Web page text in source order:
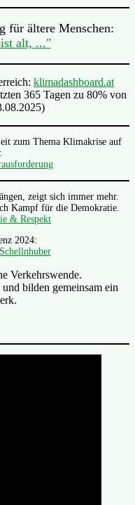
für ältere Menschen:
alt, ..."
klimadashboard.at
365 Tagen zu 80% von
zum Thema Klimakrise auf
zeigt sich immer mehr.
Kampf für die Demokratie.
& Respekt
2024:
Verkehrswende.
bilden gemeinsam ein